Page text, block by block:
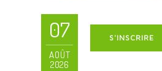
07
AOÛT
2026
S'INSCRIRE